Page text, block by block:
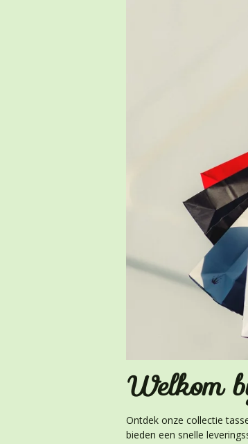
Welkom
Ontdek onze collectie
bieden een snelle